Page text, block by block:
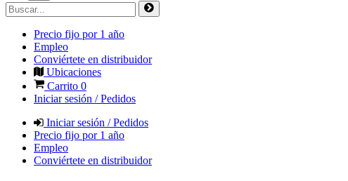
Precio fijo por 1 año
Empleo
Conviértete en distribuidor
Ubicaciones
Carrito 0
Iniciar sesión / Pedidos
Iniciar sesión / Pedidos
Precio fijo por 1 año
Empleo
Conviértete en distribuidor